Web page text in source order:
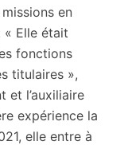
en
« Elle était
fonctions
titulaires »,
et l’auxiliaire
expérience la
elle entre à